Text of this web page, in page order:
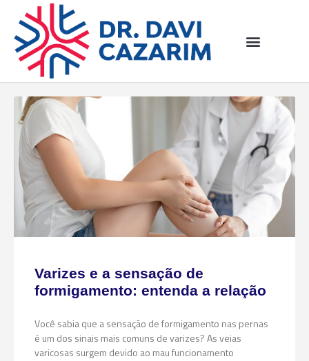
Varizes e a sensação de
formigamento: entenda a relação
Você sabia que a sensação de formigamento nas pernas
é um dos sinais mais comuns de varizes? As veias
varicosas surgem devido ao mau funcionamento